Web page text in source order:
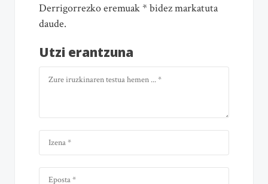
Derrigorrezko eremuak * bidez markatuta
daude.
Utzi erantzuna